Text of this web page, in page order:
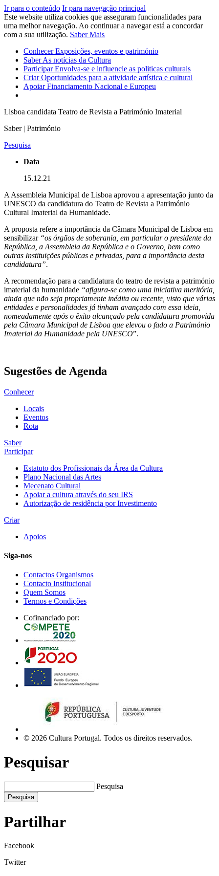
Ir para o conteúdo Ir para navegação principal
Este website utiliza cookies que asseguram funcionalidades para
uma melhor navegação. Ao continuar a navegar está a concordar
com a sua utilização. Saber Mais
ConhecerExposições, eventos e património
SaberAs notícias da Cultura
ParticiparEnvolva-se e influencie as politicas culturais
CriarOportunidades para a atividade artística e cultural
ApoiarFinanciamento Nacional e Europeu
Lisboa candidata Teatro de Revista a Património Imaterial
Saber | Património
Pesquisa
Data
15.12.21
A Assembleia Municipal de Lisboa aprovou a apresentação junto da
UNESCO da candidatura do Teatro de Revista a Património
Cultural Imaterial da Humanidade.
A proposta refere a importância da Câmara Municipal de Lisboa em
sensibilizar“os órgãos de soberania, em particular o presidente da
República, a Assembleia da República e o Governo, bem como
outras Instituições públicas e privadas, para a importância desta
candidatura”.
A recomendação para a candidatura do teatro de revista a património
imaterial da humanidade “afigura-se como uma iniciativa meritória,
ainda que não seja propriamente inédita ou recente, visto que várias
entidades e personalidades já tinham avançado com essa ideia,
nomeadamente após o êxito alcançado pela candidatura promovida
pela Câmara Municipal de Lisboa que elevou o fado a Património
Imaterial da Humanidade pela UNESCO”.
Sugestões de Agenda
Conhecer
Locais
Eventos
Rota
Saber
Participar
Estatuto dos Profissionais da Área da Cultura
Plano Nacional das Artes
Mecenato Cultural
Apoiar a cultura através do seu IRS
Autorização de residência por Investimento
Criar
Apoios
Siga-nos
Contactos Organismos
Contacto Institucional
Quem Somos
Termos e Condições
Cofinanciado por:
© 2026 Cultura Portugal. Todos os direitos reservados.
Pesquisar
Pesquisa
Pesquisa
Partilhar
Facebook
Twitter